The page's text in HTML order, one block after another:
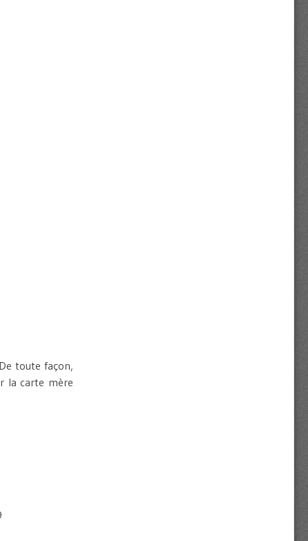
toute façon,
la carte mère